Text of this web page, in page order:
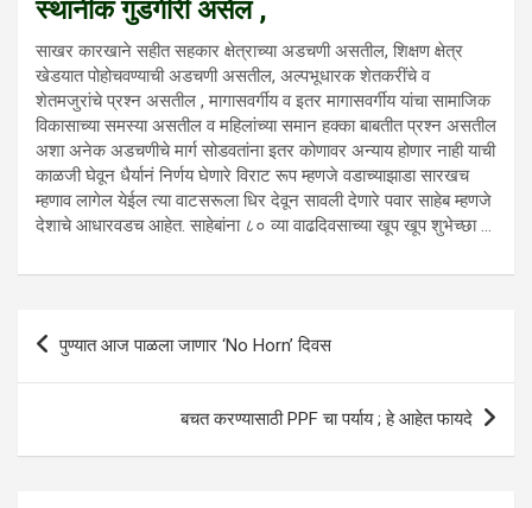
स्थानीक गुंडगीरी असेल ,
साखर कारखाने सहीत सहकार क्षेत्राच्या अडचणी असतील, शिक्षण क्षेत्र
खेडयात पोहोचवण्याची अडचणी असतील, अल्पभूधारक शेतकरींचे व
शेतमजुरांचे प्रश्न असतील , मागासवर्गीय व इतर मागासवर्गीय यांचा सामाजिक
विकासाच्या समस्या असतील व महिलांच्या समान हक्का बाबतीत प्रश्न असतील
अशा अनेक अडचणीचे मार्ग सोडवतांना इतर कोणावर अन्याय होणार नाही याची
काळजी घेवून धैर्यानं निर्णय घेणारे विराट रूप म्हणजे वडाच्याझाडा सारखच
म्हणाव लागेल येईल त्या वाटसरूला धिर देवून सावली देणारे पवार साहेब म्हणजे
देशाचे आधारवडच आहेत. साहेबांना ८० व्या वाढदिवसाच्या खूप खूप शुभेच्छा …
Post
navigation
पुण्यात आज पाळला जाणार ‘No Horn’ दिवस
बचत करण्यासाठी PPF चा पर्याय ; हे आहेत फायदे